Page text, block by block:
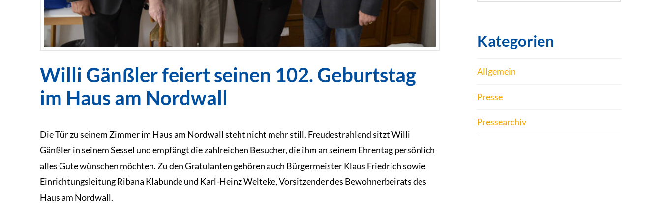
Willi Gänßler feiert seinen 102. Geburtstag
im Haus am Nordwall
Die Tür zu seinem Zimmer im Haus am Nordwall steht nicht mehr still. Freudestrahlend sitzt Willi
Gänßler in seinem Sessel und empfängt die zahlreichen Besucher, die ihm an seinem Ehrentag persönlich
alles Gute wünschen möchten. Zu den Gratulanten gehören auch Bürgermeister Klaus Friedrich sowie
Einrichtungsleitung Ribana Klabunde und Karl-Heinz Welteke, Vorsitzender des Bewohnerbeirats des
Haus am Nordwall.
Kategorien
Allgemein
Presse
Pressearchiv